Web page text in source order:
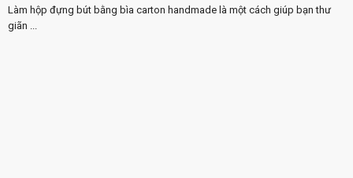
Làm hộp đựng bút bằng bìa carton handmade là một cách giúp bạn thư
giãn ...